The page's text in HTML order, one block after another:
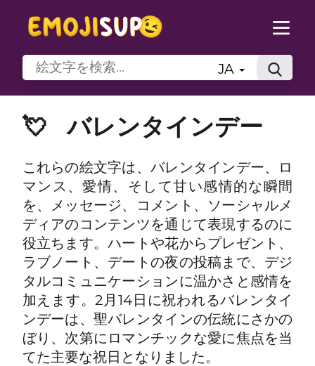
JA
💘 バレンタインデー
これらの絵文字は、バレンタインデー、ロ
マンス、愛情、そして甘い感情的な瞬間
を、メッセージ、コメント、ソーシャルメ
ディアのコンテンツを通じて表現するのに
役立ちます。ハートや花からプレゼント、
ラブノート、デートの夜の投稿まで、デジ
タルコミュニケーションに温かさと感情を
加えます。2月14日に祝われるバレンタイ
ンデーは、聖バレンタインの伝統にさかの
ぼり、次第にロマンチックな愛に焦点を当
てた主要な祝日となりました。